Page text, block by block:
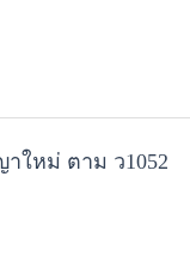
ใหม่ ตาม ว1052